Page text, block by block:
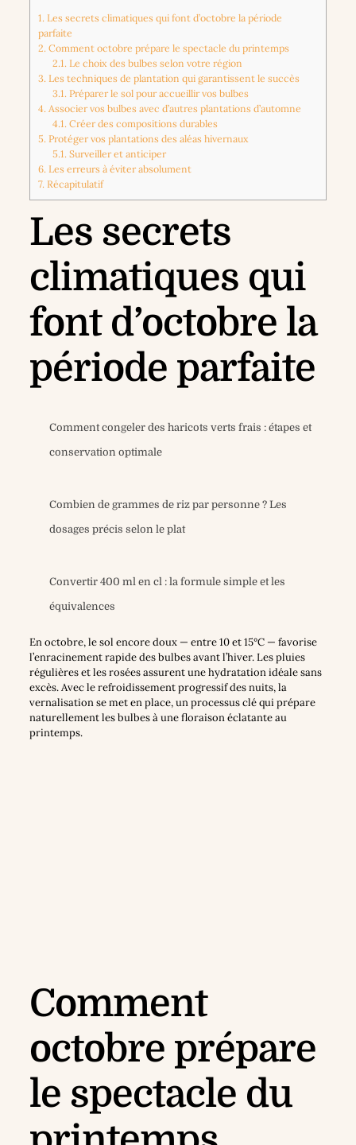
1.Les secrets climatiques qui font d’octobre la période
parfaite
2.Comment octobre prépare le spectacle du printemps
2.1. Le choix des bulbes selon votre région
3.Les techniques de plantation qui garantissent le succès
3.1. Préparer le sol pour accueillir vos bulbes
4.Associer vos bulbes avec d’autres plantations d’automne
4.1. Créer des compositions durables
5.Protéger vos plantations des aléas hivernaux
5.1. Surveiller et anticiper
6.Les erreurs à éviter absolument
7.Récapitulatif
Les secrets
climatiques qui
font d’octobre la
période parfaite
Comment congeler des haricots verts frais : étapes et
conservation optimale
Combien de grammes de riz par personne ? Les
dosages précis selon le plat
Convertir 400 ml en cl : la formule simple et les
équivalences
En octobre, le sol encore doux — entre 10 et 15°C — favorise
l’enracinement rapide des bulbes avant l’hiver. Les pluies
régulières et les rosées assurent une hydratation idéale sans
excès. Avec le refroidissement progressif des nuits, la
vernalisation se met en place, un processus clé qui prépare
naturellement les bulbes à une floraison éclatante au
printemps.
Comment
octobre prépare
le spectacle du